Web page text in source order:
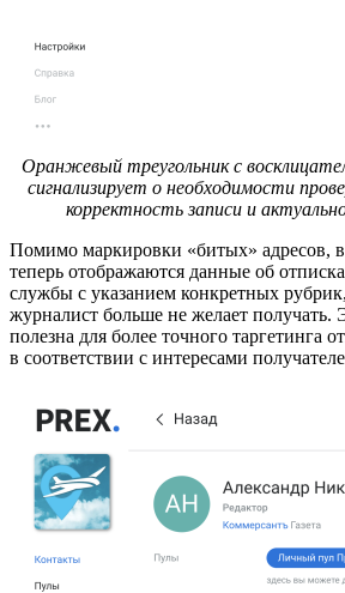
Оранжевый треугольник с
сигнализирует о необходимости
корректность записи и
Помимо маркировки «битых» адресов, в
теперь отображаются данные об
службы с указанием конкретных
журналист больше не желает получать.
полезна для более точного таргетинга
в соответствии с интересами